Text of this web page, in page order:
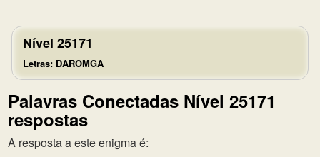
Nível 25171
Letras: DAROMGA
Palavras Conectadas Nível 25171
respostas
A resposta a este enigma é: